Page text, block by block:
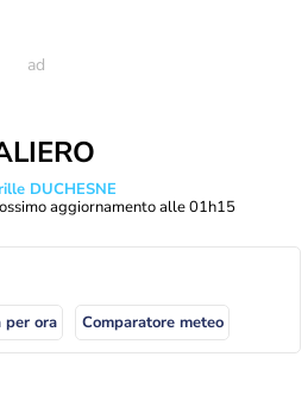
DUCHESNE
aggiornamento alle01h15
per ora Comparatore meteo